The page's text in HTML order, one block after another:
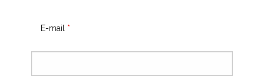
E-mail *